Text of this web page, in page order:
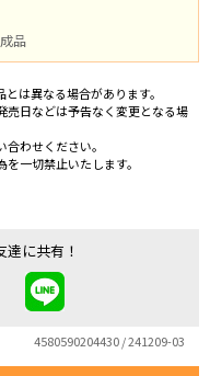
品
は異なる場合があります。
売日などは予告なく変更となる場
わせください。
一切禁止いたします。
達に共有！
4580590204430 / 241209-03